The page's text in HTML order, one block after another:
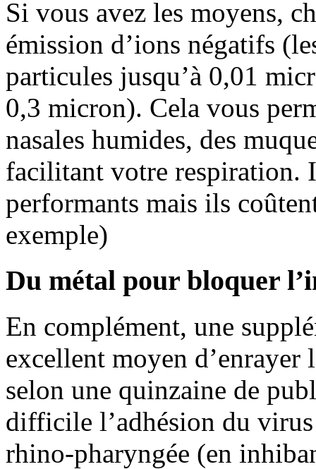
Si vous avez les moyens,
émission d’ions négatifs
particules jusqu’à 0,01
0,3 micron). Cela vous
nasales humides, des
facilitant votre respiration.
performants mais ils
exemple)
Du métal pour bloquer
En complément, une
excellent moyen
selon une quinzaine de
difficile l’adhésion du
rhino-pharyngée (en